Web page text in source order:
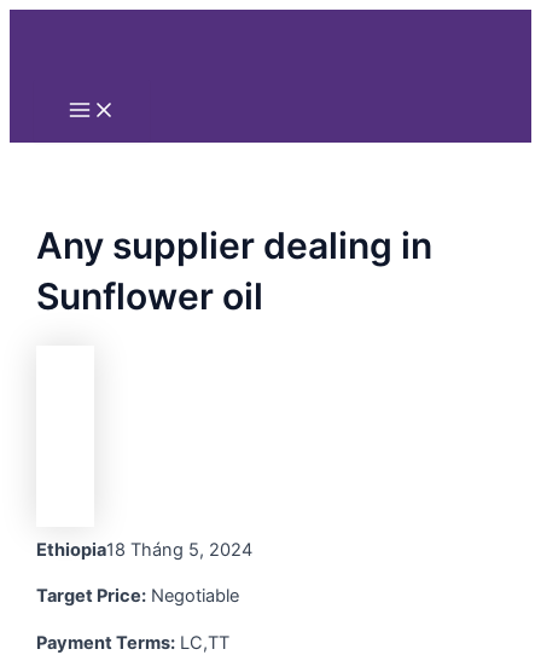
Nhảy
Main
Any supplier dealing in
Sunflower oil
Ethiopia18 Tháng 5, 2024
Target Price: Negotiable
Payment Terms: LC,TT